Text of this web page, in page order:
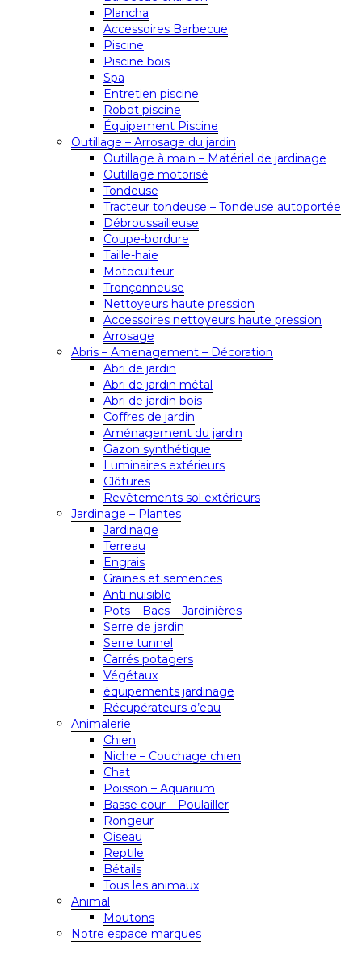
Plancha
Accessoires Barbecue
Piscine
Piscine bois
Spa
Entretien piscine
Robot piscine
Équipement Piscine
Outillage – Arrosage du jardin
Outillage à main – Matériel de jardinage
Outillage motorisé
Tondeuse
Tracteur tondeuse – Tondeuse autoportée
Débroussailleuse
Coupe-bordure
Taille-haie
Motoculteur
Tronçonneuse
Nettoyeurs haute pression
Accessoires nettoyeurs haute pression
Arrosage
Abris – Amenagement – Décoration
Abri de jardin
Abri de jardin métal
Abri de jardin bois
Coffres de jardin
Aménagement du jardin
Gazon synthétique
Luminaires extérieurs
Clôtures
Revêtements sol extérieurs
Jardinage – Plantes
Jardinage
Terreau
Engrais
Graines et semences
Anti nuisible
Pots – Bacs – Jardinières
Serre de jardin
Serre tunnel
Carrés potagers
Végétaux
équipements jardinage
Récupérateurs d’eau
Animalerie
Chien
Niche – Couchage chien
Chat
Poisson – Aquarium
Basse cour – Poulailler
Rongeur
Oiseau
Reptile
Bétails
Tous les animaux
Animal
Moutons
Notre espace marques